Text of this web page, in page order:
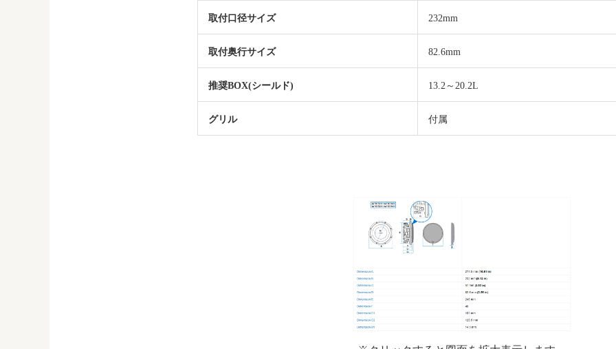
取付口径サイズ 232mm
取付奥行サイズ 82.6mm
推奨BOX(シールド) 13.2～20.2L
グリル 付属